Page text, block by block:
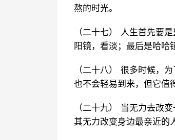
熬的时光。
（二十七） 人生首先要
阳镜，看淡；最后是哈哈
（二十八） 很多时候，
也不会轻易到来，但它值
（二十九） 当无力去改
其无力改变身边最亲近的